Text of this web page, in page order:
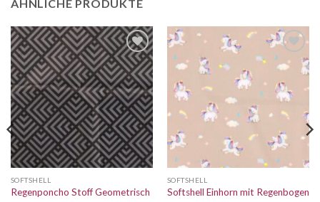
ÄHNLICHE PRODUKTE
Auf die
Wunschliste
SOFTSHELL
Regenponcho Stoff Geometrisch
Auf die
Wunschliste
SOFTSHELL
Softshell Einhorn mit Regenbogen